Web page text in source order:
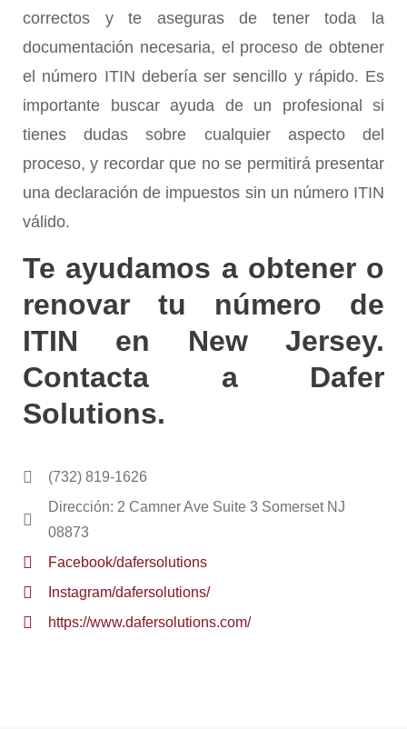
correctos y te aseguras de tener toda la
documentación necesaria, el proceso de obtener
el número ITIN debería ser sencillo y rápido. Es
importante buscar ayuda de un profesional si
tienes dudas sobre cualquier aspecto del
proceso, y recordar que no se permitirá presentar
una declaración de impuestos sin un número ITIN
válido.
Te ayudamos a obtener o
renovar tu número de
ITIN en New Jersey.
Contacta a Dafer
Solutions.
(732) 819-1626
Dirección: 2 Camner Ave Suite 3 Somerset NJ
08873
Facebook/dafersolutions
Instagram/dafersolutions/
https://www.dafersolutions.com/